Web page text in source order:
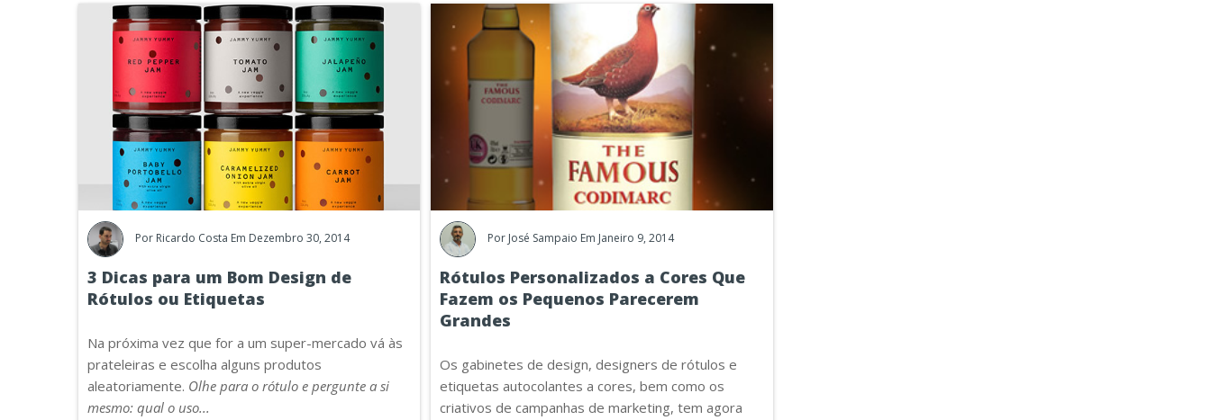
Por Ricardo Costa Em Dezembro 30, 2014
3 Dicas para um Bom Design de
Rótulos ou Etiquetas
Na próxima vez que for a um super-mercado vá às
prateleiras e escolha alguns produtos
aleatoriamente. Olhe para o rótulo e pergunte a si
mesmo: qual o uso...
Por José Sampaio Em Janeiro 9, 2014
Rótulos Personalizados a Cores Que
Fazem os Pequenos Parecerem
Grandes
Os gabinetes de design, designers de rótulos e
etiquetas autocolantes a cores, bem como os
criativos de campanhas de marketing, tem agora